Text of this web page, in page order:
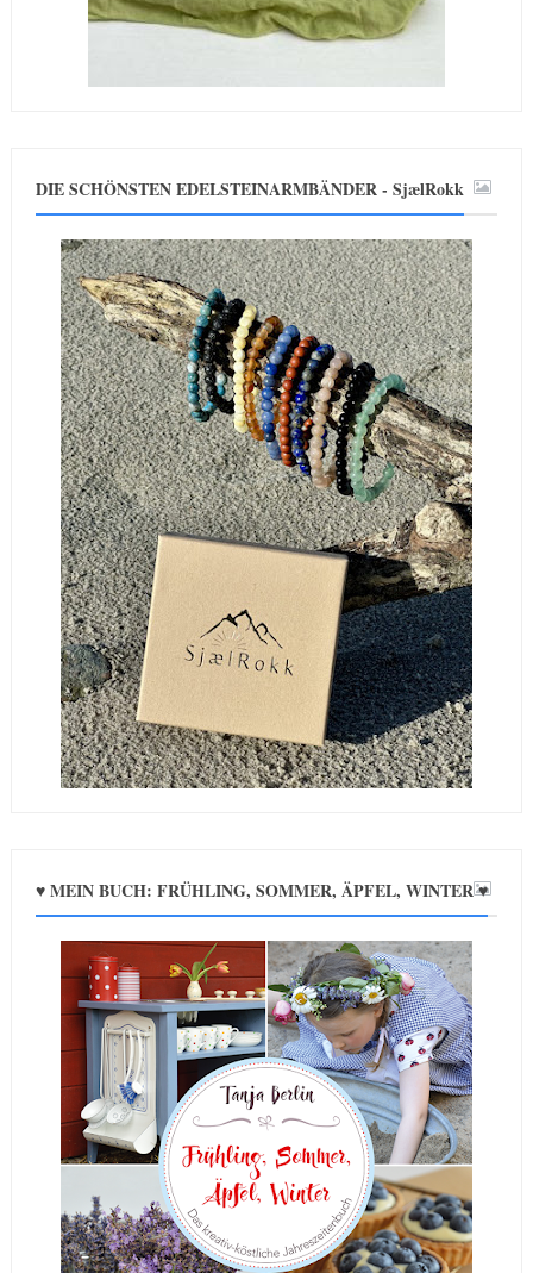
DIE SCHÖNSTEN EDELSTEINARMBÄNDER - SjælRokk
♥ MEIN BUCH: FRÜHLING, SOMMER, ÄPFEL, WINTER ♥